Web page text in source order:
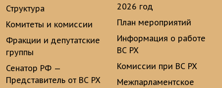
Структура
Комитеты и комиссии
Фракции и депутатские
группы
Сенатор РФ —
Представитель от ВС РХ
2026 год
План мероприятий
Информация о работе
ВС РХ
Комиссии при ВС РХ
Межпарламентское